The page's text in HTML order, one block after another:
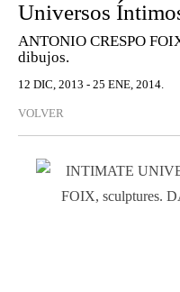
Universos
ANTONIO CRESPO
dibujos.
12 DIC, 2013 - 25 ENE, 2014.
VOLVER